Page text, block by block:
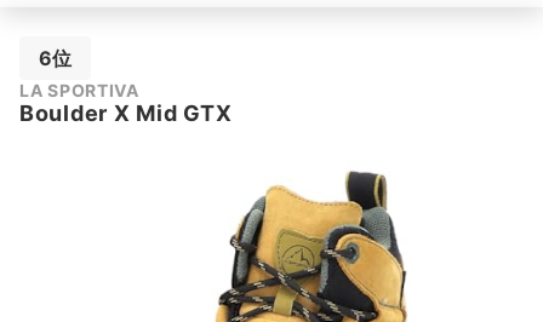
6位
LA SPORTIVA
Boulder X Mid GTX